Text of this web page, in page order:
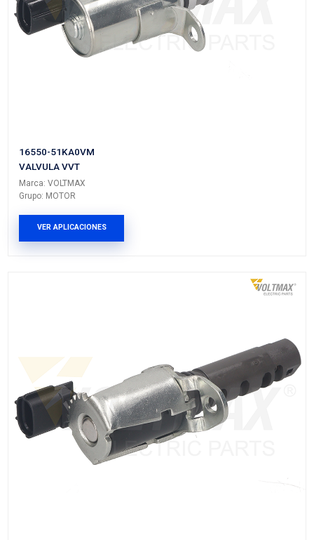
23796-ED00BVM
VALVULA VVT